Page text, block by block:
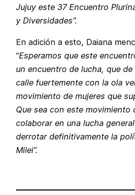
Jujuy este 37 Encuentro
y Diversidades”.
En adición a esto, Daiana
“Esperamos que este
un encuentro de lucha, que
calle fuertemente con la ola
movimiento de mujeres que
Que sea con este movimiento
colaborar en una lucha
derrotar definitivamente la
Milei”.